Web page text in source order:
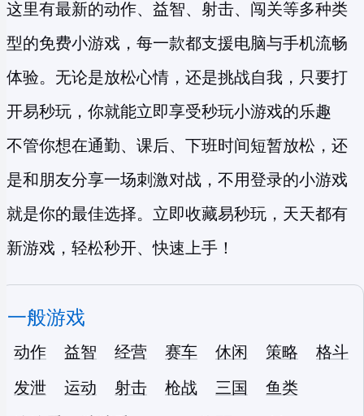
这里有最新的动作、益智、射击、闯关等多种类
型的免费小游戏 ，每一款都支援电脑与手机流畅
体验。无论是放松心情，还是挑战自我，只要打
开易秒玩，你就能立即享受秒玩小游戏的乐趣
不管你想在通勤、课后、下班时间短暂放松，还
是和朋友分享一场刺激对战，不用登录的小游戏
就是你的最佳选择。立即收藏易秒玩，天天都有
新游戏，轻松秒开、快速上手！
一般游戏
动作 益智 经营 赛车 休闲 策略
格斗
发泄
运动 射击 枪战 三国
鱼类